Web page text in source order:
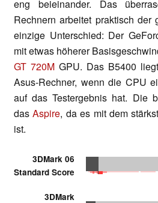
eng beieinander. Das
Rechnern arbeitet praktisch der
einzige Unterschied: Der
mit etwas höherer
GT 720M GPU. Das B5400
Asus-Rechner, wenn die CPU
auf das Testergebnis hat. Die
dasAspire, da es mit dem
ist.
3DMark 06
Standard Score
3DMark